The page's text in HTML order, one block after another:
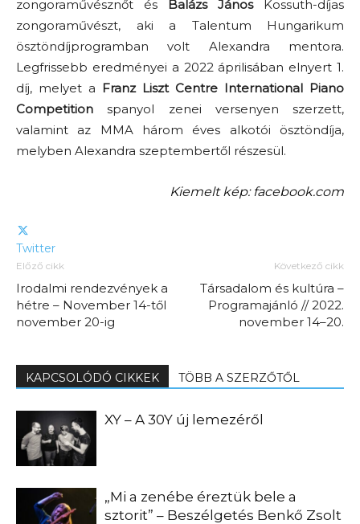
zongoraművésznőt és Balázs JánosKossuth-díjas
zongoraművészt, aki a Talentum Hungarikum
ösztöndíjprogramban volt Alexandra mentora.
Legfrissebb eredményei a 2022 áprilisában elnyert 1.
díj, melyet a Franz Liszt Centre International Piano
Competition spanyol zenei versenyen szerzett,
valamint az MMA három éves alkotói ösztöndíja,
melyben Alexandra szeptembertől részesül.
Kiemelt kép: facebook.com
Twitter
Előző cikk
Irodalmi rendezvények a
hétre – November 14-től
november 20-ig
Következő cikk
Társadalom és kultúra –
Programajánló // 2022.
november 14–20.
KAPCSOLÓDÓ CIKKEK TÖBB A SZERZŐTŐL
XY – A 30Y új lemezéről
„Mi a zenébe éreztük bele a
sztorit” – Beszélgetés Benkő Zsolt